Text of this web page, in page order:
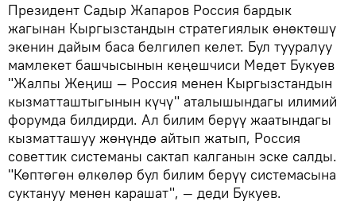
Президент Садыр Жапаров Россия бардык
жагынан Кыргызстандын стратегиялык өнөктөшү
экенин дайым баса белгилеп келет. Бул тууралуу
мамлекет башчысынын кеңешчиси Медет Букуев
"Жалпы Жеңиш — Россия менен Кыргызстандын
кызматташтыгынын күчү" аталышындагы илимий
форумда билдирди. Ал билим берүү жаатындагы
кызматташуу жөнүндө айтып жатып, Россия
советтик системаны сактап калганын эске салды.
"Көптөгөн өлкөлөр бул билим берүү системасына
суктануу менен карашат", — деди Букуев.